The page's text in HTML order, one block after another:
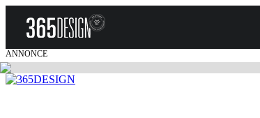
ANNONCE